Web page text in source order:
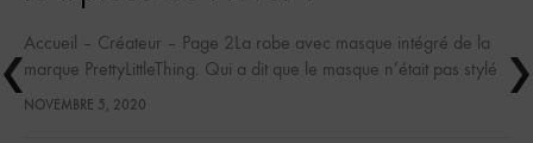
Accueil – Créateur – Page 2La robe avec masque intégré de la
marque PrettyLittleThing. Qui a dit que le masque n’était pas stylé
? C’était sans compter sur l’imagination débordante…
NOVEMBRE 5, 2020